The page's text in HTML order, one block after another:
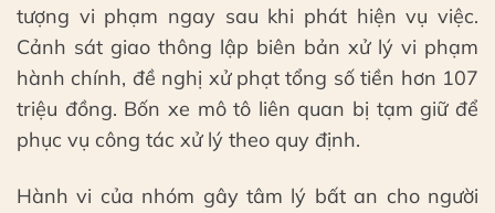
tượng vi phạm ngay sau khi phát hiện vụ việc.
Cảnh sát giao thông lập biên bản xử lý vi phạm
hành chính, đề nghị xử phạt tổng số tiền hơn 107
triệu đồng. Bốn xe mô tô liên quan bị tạm giữ để
phục vụ công tác xử lý theo quy định.
Hành vi của nhóm gây tâm lý bất an cho người